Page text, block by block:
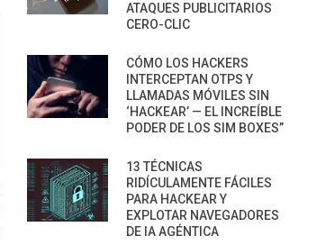
ATAQUES PUBLICITARIOS
CERO-CLIC
CÓMO LOS HACKERS
INTERCEPTAN OTPS Y
LLAMADAS MÓVILES SIN
‘HACKEAR’ — EL INCREÍBLE
PODER DE LOS SIM BOXES”
13 TÉCNICAS
RIDÍCULAMENTE FÁCILES
PARA HACKEAR Y
EXPLOTAR NAVEGADORES
DE IA AGÉNTICA